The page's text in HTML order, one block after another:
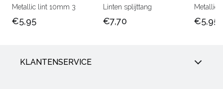
Metallic lint 10mm 3
€5,95
Linten splijttang
€7,70
Metallic
€5,95
KLANTENSERVICE